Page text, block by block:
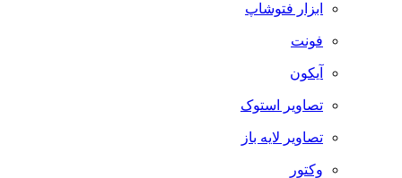
ابزار فتوشاپ
فونت
آیکون
تصاویر استوک
تصاویر لایه باز
وکتور